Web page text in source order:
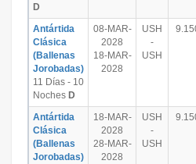
D
Antártida
Clásica
(Ballenas
Jorobadas)
11 Días - 10
Noches D
08-MAR-
2028
18-MAR-
2028
USH
-
USH
Antártida
Clásica
(Ballenas
Jorobadas)
18-MAR-
2028
28-MAR-
2028
USH
-
USH